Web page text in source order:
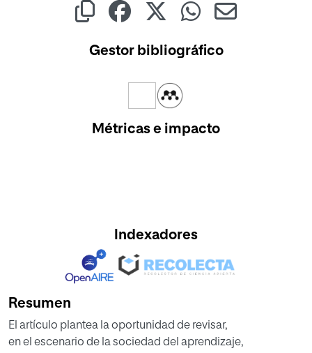
Gestor bibliográfico
Métricas e impacto
Indexadores
Resumen
El artículo plantea la oportunidad de revisar,
en el escenario de la sociedad del aprendizaje,